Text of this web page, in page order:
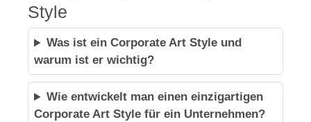
Style
Was ist ein Corporate Art Style und
warum ist er wichtig?
Wie entwickelt man einen einzigartigen
Corporate Art Style für ein Unternehmen?